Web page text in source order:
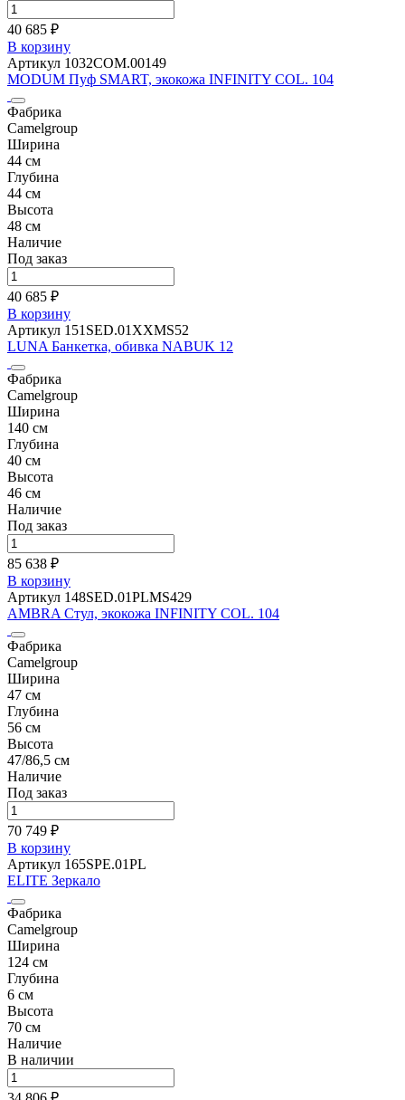
40 685 ₽
В корзину
Артикул 1032COM.00149
MODUM Пуф SMART, экокожа INFINITY COL. 104
Фабрика
Camelgroup
Ширина
44 см
Глубина
44 см
Высота
48 см
Наличие
Под заказ
40 685 ₽
В корзину
Артикул 151SED.01XXMS52
LUNA Банкетка, обивка NABUK 12
Фабрика
Camelgroup
Ширина
140 см
Глубина
40 см
Высота
46 см
Наличие
Под заказ
85 638 ₽
В корзину
Артикул 148SED.01PLMS429
AMBRA Стул, экокожа INFINITY COL. 104
Фабрика
Camelgroup
Ширина
47 см
Глубина
56 см
Высота
47/86,5 см
Наличие
Под заказ
70 749 ₽
В корзину
Артикул 165SPE.01PL
ELITE Зеркало
Фабрика
Camelgroup
Ширина
124 см
Глубина
6 см
Высота
70 см
Наличие
В наличии